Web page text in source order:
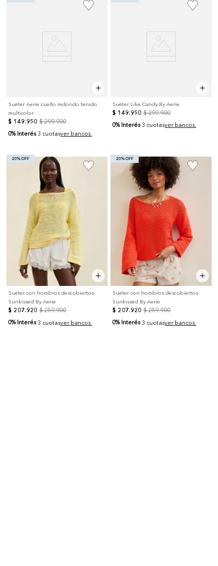
Suéter Aerie cuello redondo tenido
multicolor
$ 149.950 $ 299.900
0% Interés 3 cuotasver bancos.
Suéter Like Candy By Aerie
$ 149.950 $ 299.900
0% Interés 3 cuotasver bancos.
20% OFF
Suéter con hombros descubiertos
Sunkissed By Aerie
$ 207.920 $ 259.900
0% Interés 3 cuotasver bancos.
20% OFF
Suéter con hombros descubiertos
Sunkissed By Aerie
$ 207.920 $ 259.900
0% Interés 3 cuotasver bancos.